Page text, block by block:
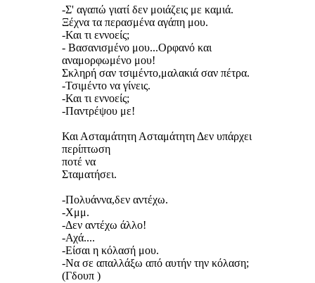
-Σ' αγαπώ γιατί δεν μοιάζεις με καμιά.
Ξέχνα τα περασμένα αγάπη μου.
-Και τι εννοείς;
- Βασανισμένο μου...Ορφανό και
αναμορφωμένο μου!
Σκληρή σαν τσιμέντο,μαλακιά σαν πέτρα.
-Τσιμέντο να γίνεις.
-Και τι εννοείς;
-Παντρέψου με!
Και Ασταμάτητη Ασταμάτητη Δεν υπάρχει
περίπτωση
ποτέ να
Σταματήσει.
-Πολυάννα,δεν αντέχω.
-Χμμ.
-Δεν αντέχω άλλο!
-Αχά....
-Είσαι η κόλασή μου.
-Να σε απαλλάξω από αυτήν την κόλαση;
(Γδουπ )